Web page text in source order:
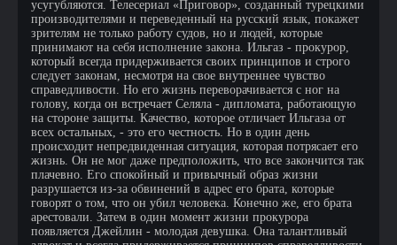
усугубляются. Телесериал «Приговор», созданный турецкими
производителями и переведенный на русский язык, покажет
зрителям не только работу судов, но и людей, которые
принимают на себя исполнение закона. Ильгаз - прокурор,
который всегда придерживается своих принципов и строго
следует законам, несмотря на свое внутреннее чувство
справедливости. Но его жизнь переворачивается с ног на
голову, когда он встречает Селяла - дипломата, работающую
на стороне защиты. Качество, которое отличает Ильгаза от
всех остальных, - это его честность. Но в один день
происходит непредвиденная ситуация, которая потрясает его
жизнь. Он не мог даже предположить, что все закончится так
плачевно. Его спокойный и привычный образ жизни
разрушается из-за обвинений в адрес его брата, которые
говорят о том, что он убил человека. Конечно же, его брата
арестовали. Затем в один момент жизни прокурора
появляется Джейлин - молодая девушка. Она талантливый